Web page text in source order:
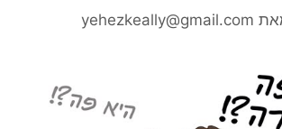
yehezkeally@gmail.com